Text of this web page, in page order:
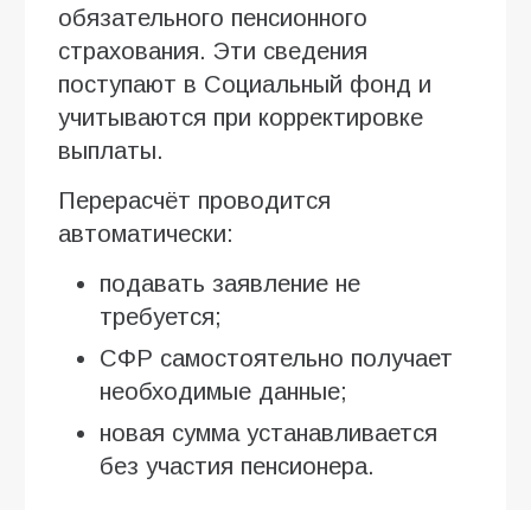
обязательного пенсионного
страхования. Эти сведения
поступают в Социальный фонд и
учитываются при корректировке
выплаты.
Перерасчёт проводится
автоматически:
подавать заявление не
требуется;
СФР самостоятельно получает
необходимые данные;
новая сумма устанавливается
без участия пенсионера.